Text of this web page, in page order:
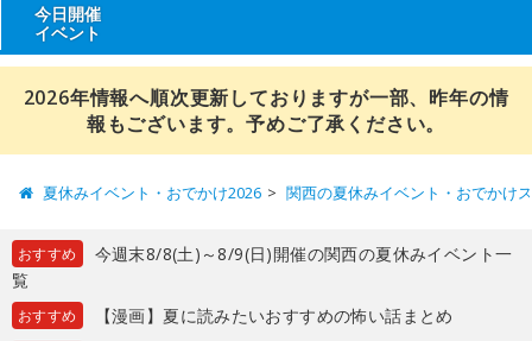
今日開催
イベント
2026年情報へ順次更新しておりますが一部、昨年の情
報もございます。予めご了承ください。
夏休みイベント・おでかけ2026 関西の夏休みイベント・おでかけ
おすすめ
今週末8/8(土)～8/9(日)開催の関西の夏休みイベント一
覧
おすすめ 【漫画】夏に読みたいおすすめの怖い話まとめ